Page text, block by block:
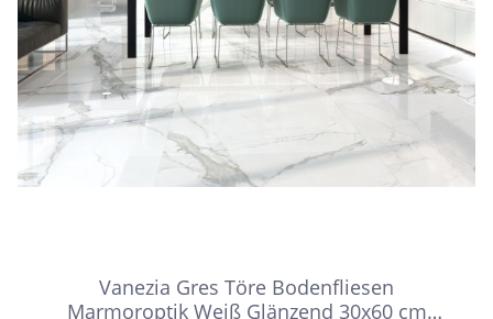
Vanezia Gres Töre Bodenfliesen
Marmoroptik Weiß Glänzend 30x60 cm